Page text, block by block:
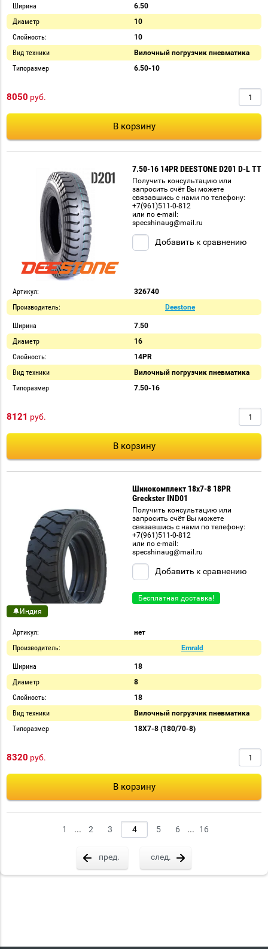
Ширина
6.50
Диаметр
10
Слойность:
10
Вид техники
Вилочный погрузчик пневматика
Типоразмер
6.50-10
8050 руб.
В корзину
7.50-16 14PR DEESTONE D201 D-L TT
Получить консультацию или
запросить счёт Вы можете
связавшись с нами по телефону:
+7(961)511-0-812
или по e-mail:
specshinaug@mail.ru
Добавить к сравнению
Артикул:
326740
Производитель:
Deestone
Ширина
7.50
Диаметр
16
Слойность:
14PR
Вид техники
Вилочный погрузчик пневматика
Типоразмер
7.50-16
8121 руб.
В корзину
Шинокомплект 18x7-8 18PR
Greckster IND01
Получить консультацию или
запросить счёт Вы можете
связавшись с нами по телефону:
+7(961)511-0-812
или по e-mail:
specshinaug@mail.ru
Добавить к сравнению
Бесплатная доставка!
🔔Индия
Артикул:
нет
Производитель:
Emrald
Ширина
18
Диаметр
8
Слойность:
18
Вид техники
Вилочный погрузчик пневматика
Типоразмер
18X7-8 (180/70-8)
8320 руб.
В корзину
1 ... 2 3 5 6 ... 16
пред. след.